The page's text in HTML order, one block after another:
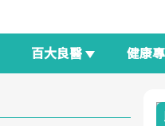
百大良醫 健康